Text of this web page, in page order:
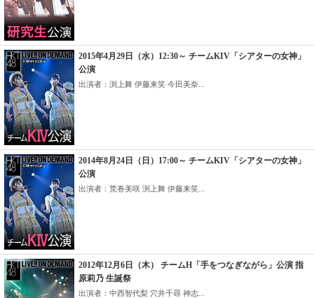
2015年4月29日（水）12:30～ チームKIV「シアターの女神」
公演
出演者：渕上舞 伊藤来笑 今田美奈...
2014年8月24日（日）17:00～ チームKIV「シアターの女神」
公演
出演者：荒巻美咲 渕上舞 伊藤来笑...
2012年12月6日（木） チームH「手をつなぎながら」公演 指
原莉乃 生誕祭
出演者：中西智代梨 穴井千尋 神志...